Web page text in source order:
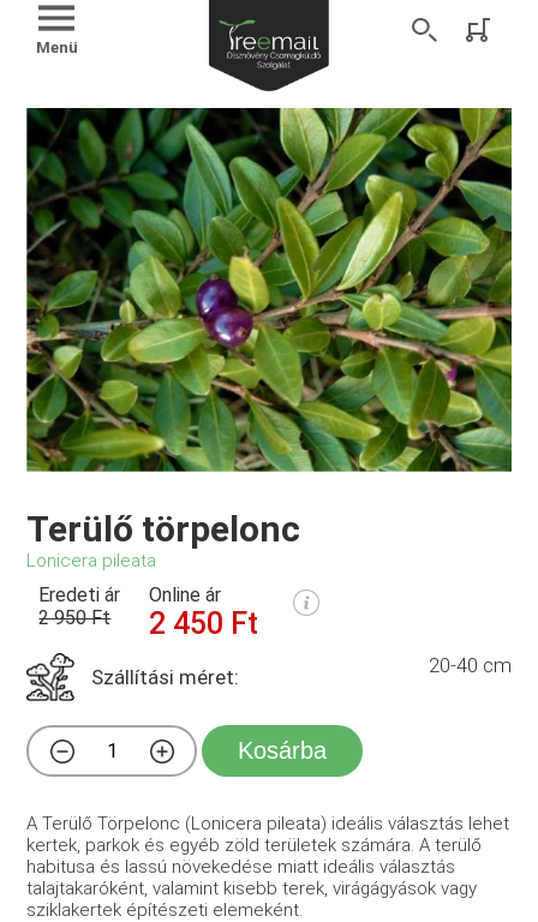
Menü
Terülő törpelonc
Lonicera pileata
Eredeti ár
2 950 Ft
Online ár
2 450 Ft
Szállítási méret: 20-40 cm
Kosárba
A Terülő Törpelonc (Lonicera pileata) ideális választás lehet
kertek, parkok és egyéb zöld területek számára. A terülő
habitusa és lassú növekedése miatt ideális választás
talajtakaróként, valamint kisebb terek, virágágyások vagy
sziklakertek építészeti elemeként.